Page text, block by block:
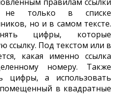
не только в списке
но и в самом тексте.
цифры, которые
ссылку. Под текстом или в
какая именно ссылка
номеру. Также
цифры, а использовать
в квадратные